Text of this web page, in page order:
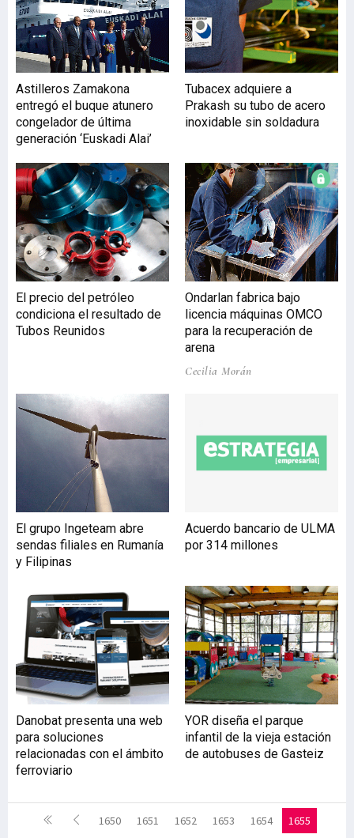
para la Compañía
Internacional de Pesca y
Derivados de Bermeo
(Inpesca). El acto fue
de Desarrollo Económico y
Competitividad del
Gobierno vasco, Arantxa
Agricultura, Pesca y
Política Alimentaria,
Bittor Oroz; y el director
de Pesca, Leandro Azkue.
Junto a ellos estuvieron
presentes el presidente de
Inpesca, Carlos Tellechea;
compañía, Guillermo
Arrien; y el presidente de
Astilleros Murueta, Juan
Manuel Arana. La relación
de Ast
Astilleros Zamakona
entregó el buque atunero
congelador de última
generación ‘Euskadi Alai’
Tubacex adquiere a
Prakash su tubo de acero
inoxidable sin soldadura
El precio del petróleo
condiciona el resultado de
Tubos Reunidos
Ondarlan fabrica bajo
licencia máquinas OMCO
para la recuperación de
arena
Cecilia Morán
El grupo Ingeteam abre
sendas filiales en Rumanía
y Filipinas
Acuerdo bancario de ULMA
por 314 millones
Danobat presenta una web
para soluciones
relacionadas con el ámbito
ferroviario
YOR diseña el parque
infantil de la vieja estación
de autobuses de Gasteiz
1650 1651 1652 1653 1654
1655